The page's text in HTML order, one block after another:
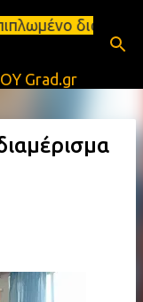
Grad.gr